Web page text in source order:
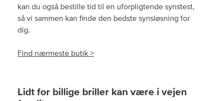
kan du også bestille tid til en uforpligtende synstest,
så vi sammen kan finde den bedste synsløsning for
dig.
Find nærmeste butik >
Lidt for billige briller kan være i vejen